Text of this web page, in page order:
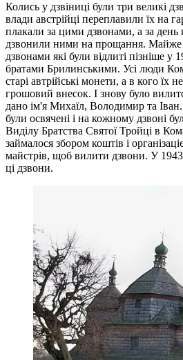
Колись у дзвіниці були три великі
влади австрійці переплавили їх на
плакали за цими дзвонами, а за день
дзвонили ними на прощання. Майже
дзвонами які були відлиті пізніше у
братами Брилинськими. Усі люди
старі автрійські монети, а в кого їх
грошовий внесок. І знову було
дано ім'я Михаїл, Володимир та
були освячені і на кожному дзвоні
Виділу Братства Святої Тройці в
займалося збором коштів і
майстрів, щоб вилити дзвони. У 1943
ці дзвони.